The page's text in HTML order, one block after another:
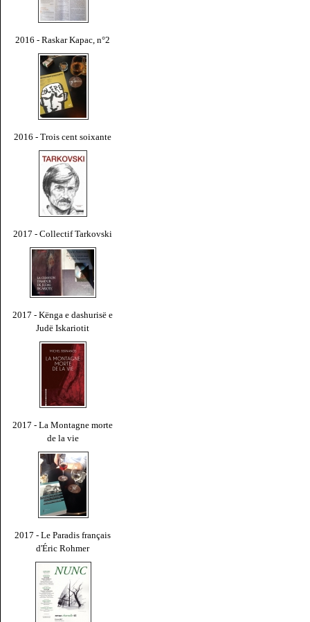
2016 - Raskar Kapac, n°2
2016 - Trois cent soixante
2017 - Collectif Tarkovski
2017 - Kënga e dashurisë e
Judë Iskariotit
2017 - La Montagne morte
de la vie
2017 - Le Paradis français
d'Éric Rohmer